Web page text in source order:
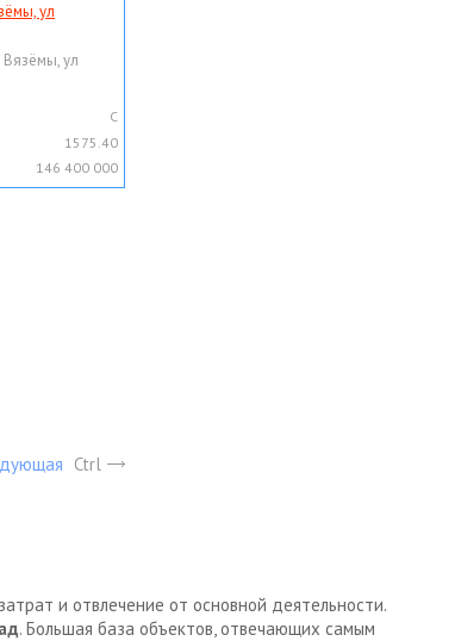
ул
ул
C
1575.40
146 400 000
Ctrl
и отвлечение от основной деятельности.
. Большая база объектов, отвечающих самым